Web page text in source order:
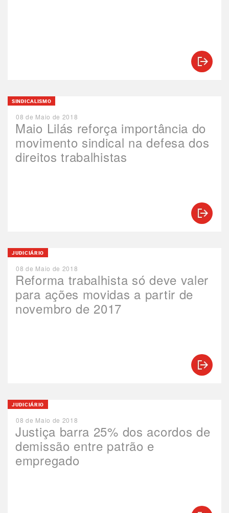
Maio Lilás reforça importância do
movimento sindical na defesa dos
direitos trabalhistas
SINDICALISMO
08 de Maio de 2018
Reforma trabalhista só deve valer
para ações movidas a partir de
novembro de 2017
JUDICIÁRIO
08 de Maio de 2018
Justiça barra 25% dos acordos de
demissão entre patrão e
empregado
JUDICIÁRIO
08 de Maio de 2018